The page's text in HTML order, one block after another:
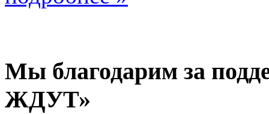
Мы благодарим за
ЖДУТ»